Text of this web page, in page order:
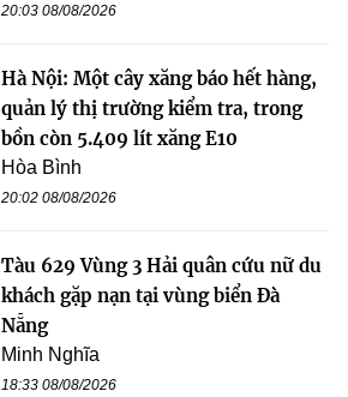
20:03 08/08/2026
Hà Nội: Một cây xăng báo hết hàng,
quản lý thị trường kiểm tra, trong
bồn còn 5.409 lít xăng E10
Hòa Bình
20:02 08/08/2026
Tàu 629 Vùng 3 Hải quân cứu nữ du
khách gặp nạn tại vùng biển Đà
Nẵng
Minh Nghĩa
18:33 08/08/2026